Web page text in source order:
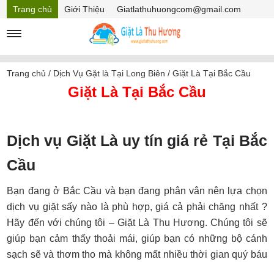
Trang chủ Giới Thiệu
Giatlathuhuongcom@gmail.com
Mã Giảm giá
Trang chủ / Dịch Vụ Gặt là Tại Long Biên /Giặt Là Tại Bắc Cầu
Giặt Là Tại Bắc Cầu
Dịch vụ Giặt Là uy tín giá rẻ Tại Bắc
Cầu
Bạn đang ở Bắc Cầu và bạn đang phân vân nên lựa chọn
dịch vụ giặt sấy nào là phù hợp, giá cả phải chăng nhất ?
Hãy đến với chúng tôi – Giặt Là Thu Hương. Chúng tôi sẽ
giúp bạn cảm thấy thoải mái, giúp bạn có những bộ cánh
sạch sẽ và thơm tho mà không mất nhiều thời gian quý báu